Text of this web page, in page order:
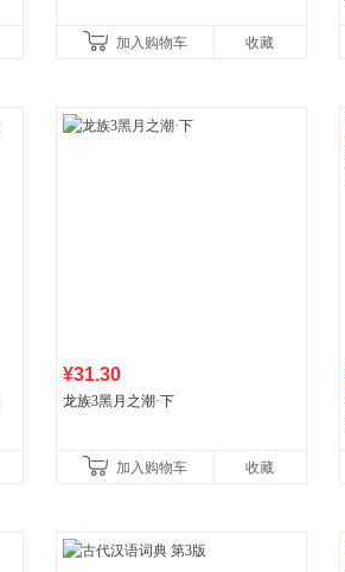
加入购物车 收藏
¥31.30
龙族3黑月之潮·下
加入购物车 收藏